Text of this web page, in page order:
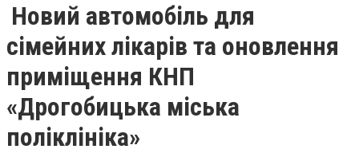
Новий автомобіль для
сімейних лікарів та оновлення
приміщення КНП
«Дрогобицька міська
поліклініка»